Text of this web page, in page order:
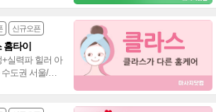
신규오픈
타이
+실력파 힐러 아
도권 서울/경